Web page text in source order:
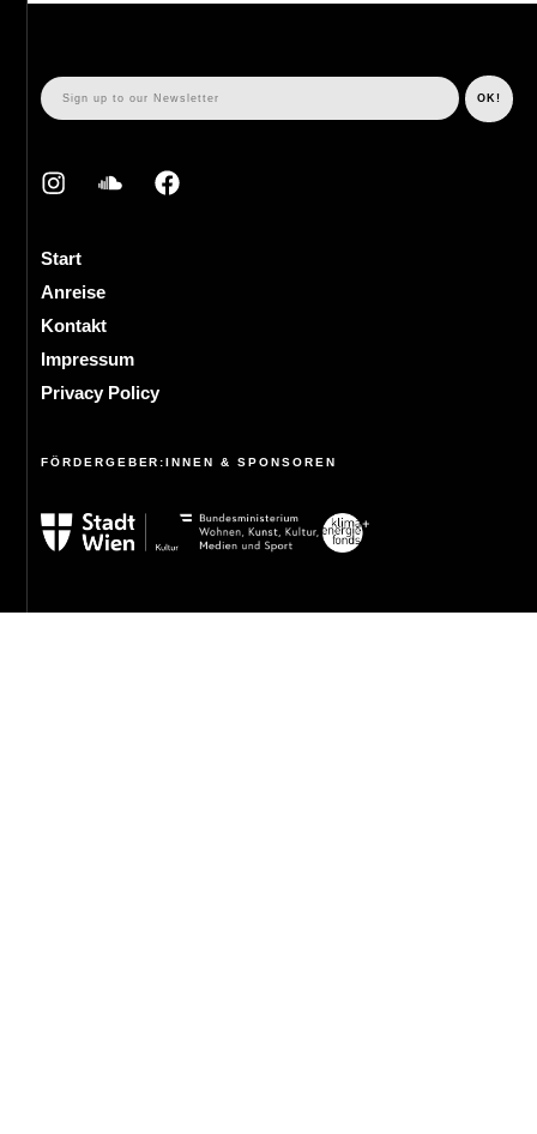
Start
Anreise
Kontakt
Impressum
Privacy Policy
FÖRDERGEBER:INNEN & SPONSOREN